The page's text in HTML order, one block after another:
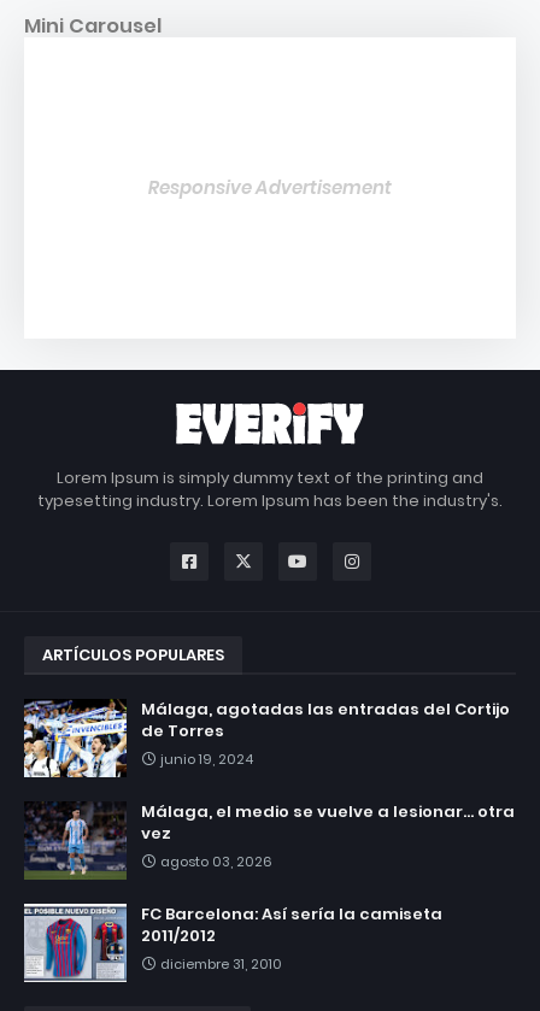
Mini Carousel
Responsive Advertisement
Lorem Ipsum is simply dummy text of the printing and
typesetting industry. Lorem Ipsum has been the industry's.
ARTÍCULOS POPULARES
Málaga, agotadas las entradas del Cortijo
de Torres
junio 19, 2024
Málaga, el medio se vuelve a lesionar... otra
vez
agosto 03, 2026
FC Barcelona: Así sería la camiseta
2011/2012
diciembre 31, 2010